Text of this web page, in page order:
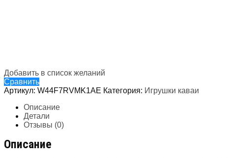
Добавить в список желаний
Сравнить
Артикул: W44F7RVMK1AE Категория: Игрушки каваи
Описание
Детали
Отзывы (0)
Описание